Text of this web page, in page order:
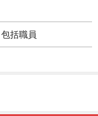
括職員